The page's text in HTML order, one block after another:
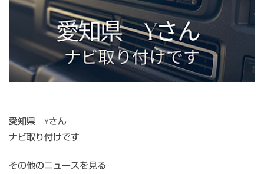
愛知県 Yさん
ナビ取り付けです
その他のニュースを見る